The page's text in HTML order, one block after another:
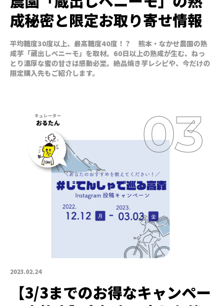
成秘密と限定お取り寄せ情報
平均糖度30度以上、最高糖度40度！？ 熊本・なかせ農園の熟
成芋「蔵出しベニーモ」を取材。60日以上の熟成が生む、ねっ
とり濃厚な蜜の甘さは感動必至。絶品焼き芋レシピや、今だけの
限定購入先もご紹介します。
2023.02.24
おるたん
【3/3までのお得なキャンペー